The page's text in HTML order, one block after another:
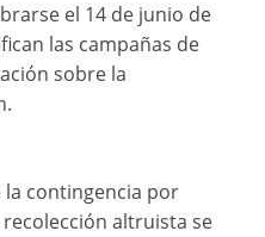
el 14 de junio de
las campañas de
sobre la
la contingencia por
recolección altruista se